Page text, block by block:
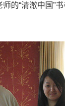
的“清澈中国”